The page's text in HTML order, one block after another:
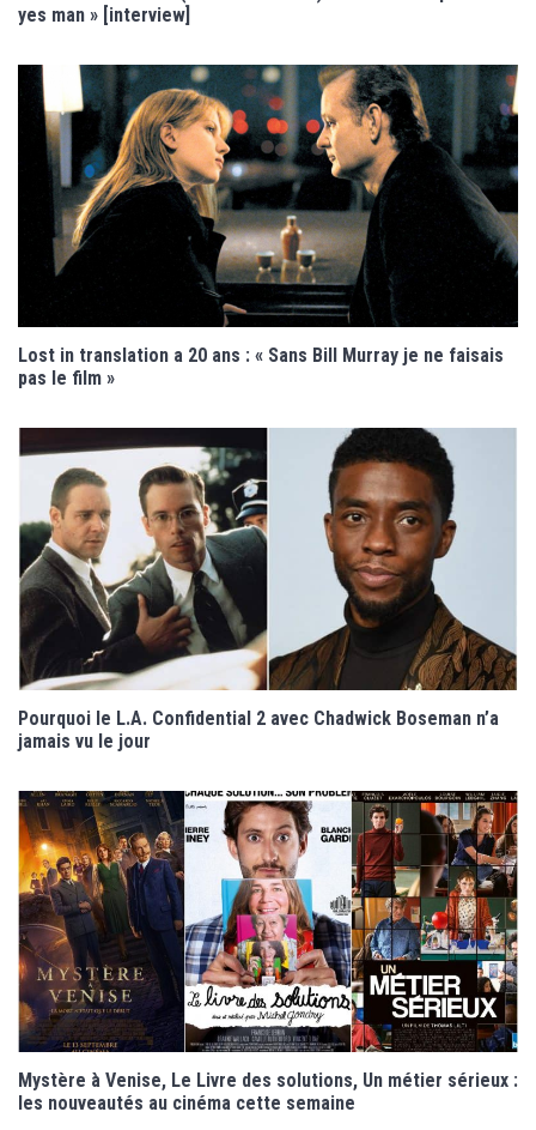
yes man » [interview]
Lost in translation a 20 ans : « Sans Bill Murray je ne faisais
pas le film »
Pourquoi le L.A. Confidential 2 avec Chadwick Boseman n’a
jamais vu le jour
Mystère à Venise, Le Livre des solutions, Un métier sérieux :
les nouveautés au cinéma cette semaine